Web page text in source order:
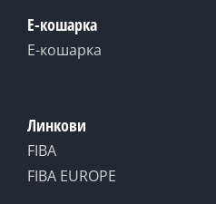
Е-кошарка
Е-кошарка
Линкови
FIBA
FIBA EUROPE